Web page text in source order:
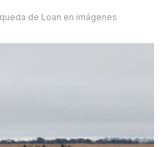
de Loan en imágenes